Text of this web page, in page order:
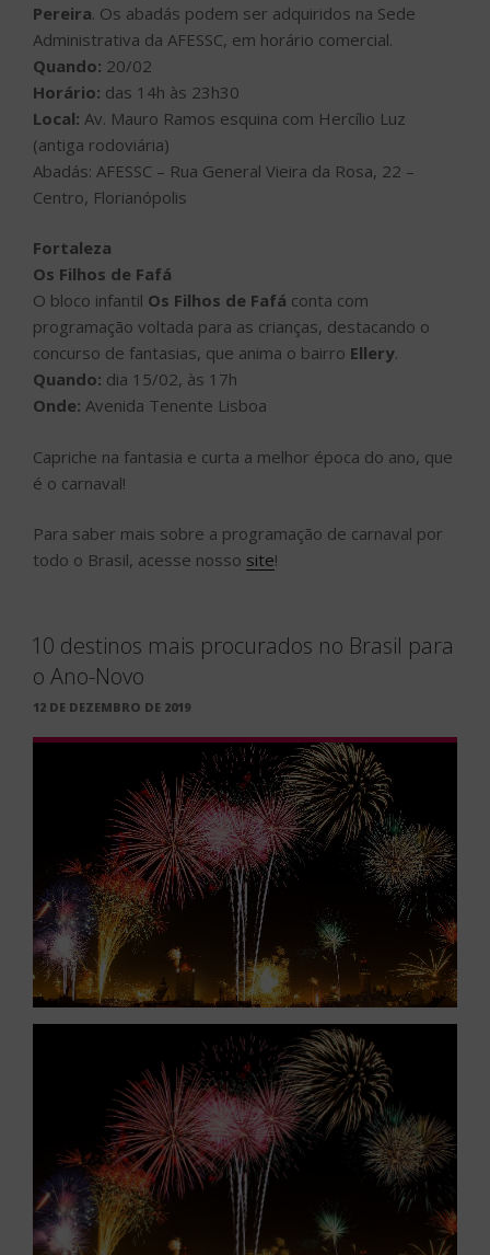
Pereira. Os abadás podem ser adquiridos na Sede
Administrativa da AFESSC, em horário comercial.
Quando: 20/02
Horário: das 14h às 23h30
Local: Av. Mauro Ramos esquina com Hercílio Luz
(antiga rodoviária)
Abadás: AFESSC – Rua General Vieira da Rosa, 22 –
Centro, Florianópolis
Fortaleza
Os Filhos de Fafá
O bloco infantil Os Filhos de Fafá conta com
programação voltada para as crianças, destacando o
concurso de fantasias, que anima o bairro Ellery.
Quando: dia 15/02, às 17h
Onde: Avenida Tenente Lisboa
Capriche na fantasia e curta a melhor época do ano, que
é o carnaval!
Para saber mais sobre a programação de carnaval por
todo o Brasil, acesse nosso site!
10 destinos mais procurados no Brasil para
o Ano-Novo
PUBLICADO
12 DE DEZEMBRO DE 2019